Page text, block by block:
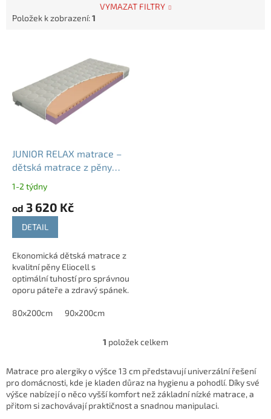
VYMAZAT FILTRY
Položek k zobrazení:1
JUNIOR RELAX matrace –
dětská matrace z pěny
1-2 týdny
od 3 620 Kč
DETAIL
Ekonomická dětská matrace z
kvalitní pěny Eliocell s
optimální tuhostí pro správnou
oporu páteře a zdravý spánek.
80x200cm 90x200cm
O
l
á
d
a
1 položek celkem
Matrace pro alergiky o výšce 13 cm představují univerzální řešení
pro domácnosti, kde je kladen důraz na hygienu a pohodlí. Díky své
výšce nabízejí o něco vyšší komfort než základní nízké matrace, a
přitom si zachovávají praktičnost a snadnou manipulaci.